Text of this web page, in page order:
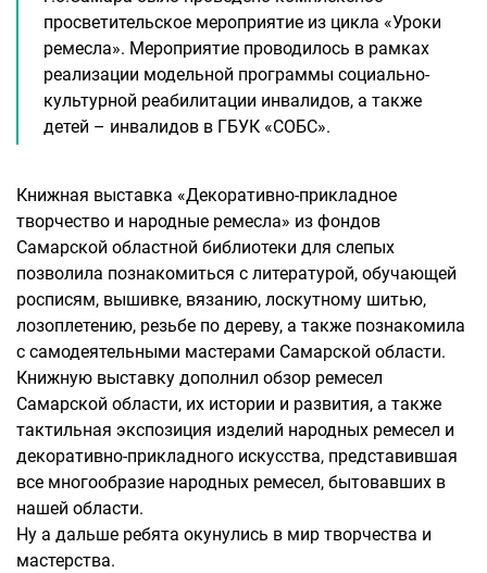
просветительское мероприятие из цикла «Уроки
ремесла». Мероприятие проводилось в рамках
реализации модельной программы социально-
культурной реабилитации инвалидов, а также
детей – инвалидов в ГБУК «СОБС».
Книжная выставка «Декоративно-прикладное
творчество и народные ремесла» из фондов
Самарской областной библиотеки для слепых
позволила познакомиться с литературой, обучающей
росписям, вышивке, вязанию, лоскутному шитью,
лозоплетению, резьбе по дереву, а также познакомила
с самодеятельными мастерами Самарской области.
Книжную выставку дополнил обзор ремесел
Самарской области, их истории и развития, а также
тактильная экспозиция изделий народных ремесел и
декоративно-прикладного искусства, представившая
все многообразие народных ремесел, бытовавших в
нашей области.
Ну а дальше ребята окунулись в мир творчества и
мастерства.